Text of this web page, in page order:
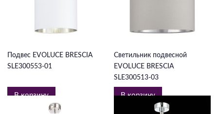
Подвес EVOLUCE BRESCIA
SLE300553-01
В корзину
Светильник подвесной
EVOLUCE BRESCIA
SLE300513-03
В корзину